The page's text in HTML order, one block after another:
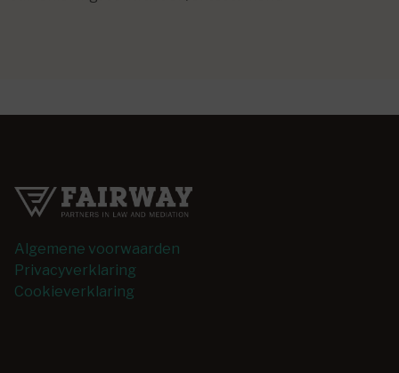
Algemene voorwaarden
Privacyverklaring
Cookieverklaring